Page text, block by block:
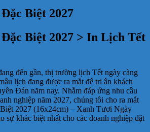
Biệt 2027
Biệt 2027 > In Lịch Tết
đến gần, thị trường lịch Tết ngày càng
lịch đang được ra mắt để tri ân khách
Đán năm nay. Nhằm đáp ứng nhu cầu
nghiệp năm 2027, chúng tôi cho ra mắt
2027 (16x24cm) – Xanh Tươi Ngày
sự khác biệt nhất cho các doanh nghiệp đặt